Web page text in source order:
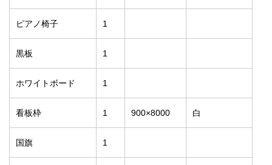
ピアノ椅子 1
黒板 1
ホワイトボード 1
看板枠 1 900×8000 白
国旗 1